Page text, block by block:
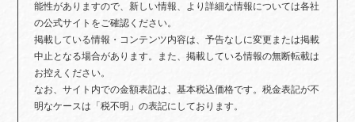
能性がありますので、新しい情報、より詳細な情報については各社
の公式サイトをご確認ください。
掲載している情報・コンテンツ内容は、予告なしに変更または掲載
中止となる場合があります。また、掲載している情報の無断転載は
お控えください。
なお、サイト内での金額表記は、基本税込価格です。税金表記が不
明なケースは「税不明」の表記にしております。